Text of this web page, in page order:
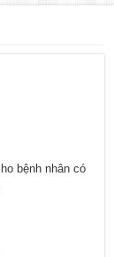
bệnh nhân có